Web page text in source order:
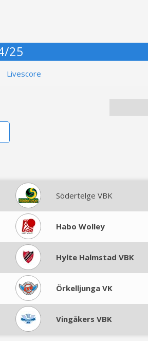
25
Livescore
Södertelge VBK
Habo Wolley
Hylte Halmstad VBK
Örkelljunga VK
Vingåkers VBK